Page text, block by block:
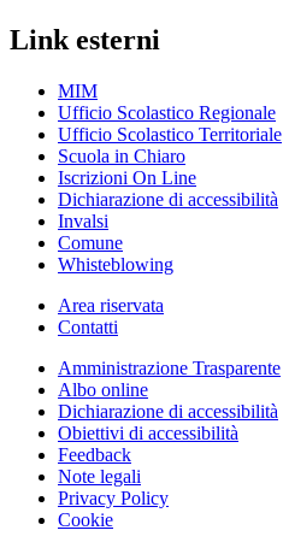
Link esterni
MIM
Ufficio Scolastico Regionale
Ufficio Scolastico Territoriale
Scuola in Chiaro
Iscrizioni On Line
Dichiarazione di accessibilità
Invalsi
Comune
Whisteblowing
Area riservata
Contatti
Amministrazione Trasparente
Albo online
Dichiarazione di accessibilità
Obiettivi di accessibilità
Feedback
Note legali
Privacy Policy
Cookie